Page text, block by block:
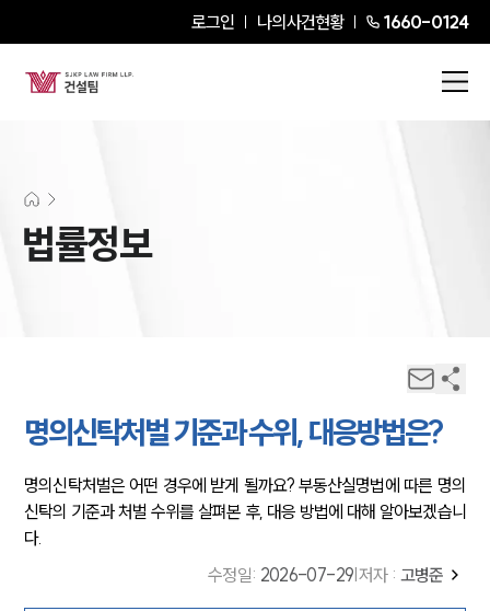
로그인 나의사건현황 1660-0124
법률정보
명의신탁처벌 기준과 수위, 대응방법은?
명의신탁처벌은 어떤 경우에 받게 될까요? 부동산실명법에 따른 명의
신탁의 기준과 처벌 수위를 살펴본 후, 대응 방법에 대해 알아보겠습니
다.
수정일: 2026-07-29 저자 : 고병준